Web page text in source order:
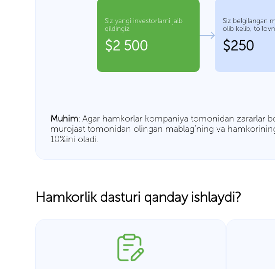
Siz yangi investorlarni jalb
qildingiz
$2 500
Siz belgilangan
olib kelib,
$250
Muhim: Agar hamkorlar kompaniya tomonidan zararlar
murojaat tomonidan olingan mablag’ning va
10%ini oladi.
Hamkorlik dasturi qanday ishlaydi?